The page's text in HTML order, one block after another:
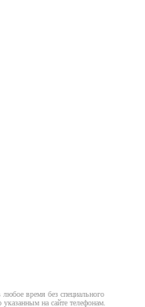
время без специального
на сайте телефонам.